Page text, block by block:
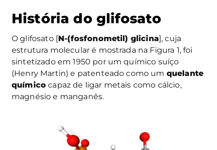
História do glifosato
O glifosato [N-(fosfonometil) glicina], cuja
estrutura molecular é mostrada na Figura 1, foi
sintetizado em 1950 por um químico suíço
(Henry Martin) e patenteado como um quelante
químico capaz de ligar metais como cálcio,
magnésio e manganês.